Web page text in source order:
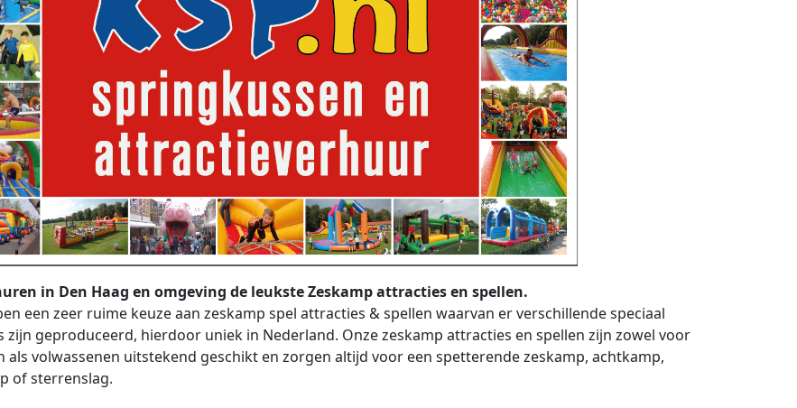
in Den Haag en omgeving de leukste Zeskamp attracties en spellen.
een zeer ruime keuze aan zeskamp spel attracties & spellen waarvan er verschillende speciaal
zijn geproduceerd, hierdoor uniek in Nederland. Onze zeskamp attracties en spellen zijn zowel voor
als volwassenen uitstekend geschikt en zorgen altijd voor een spetterende zeskamp, achtkamp,
of sterrenslag.